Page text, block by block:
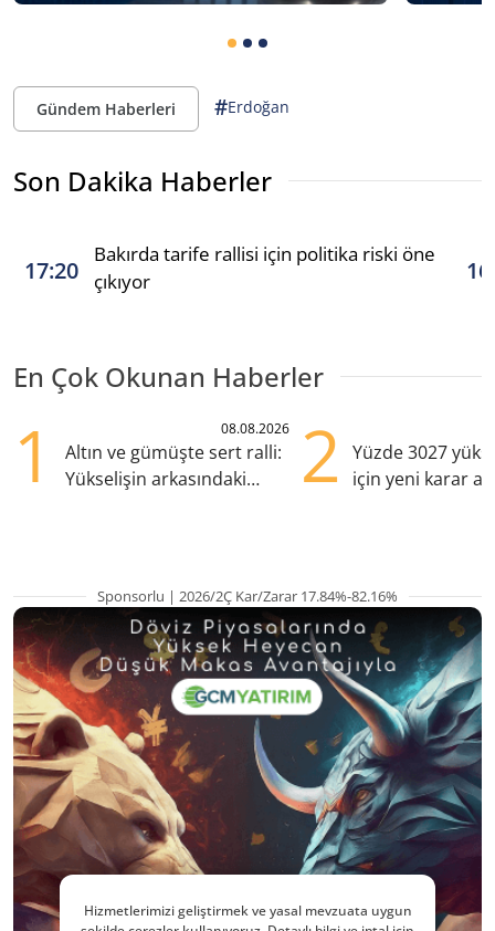
Gündem Haberleri #Erdoğan
Son Dakika Haberler
17:20
Bakırda tarife rallisi için politika riski öne
çıkıyor
En Çok Okunan Haberler
1 08.08.2026
Altın ve gümüşte sert ralli:
Yükselişin arkasındaki
2
Yüzde 3027
için yeni karar
Sponsorlu | 2026/2Ç Kar/Zarar 17.84%-82.16%
Hizmetlerimizi geliştirmek ve yasal mevzuata uygun